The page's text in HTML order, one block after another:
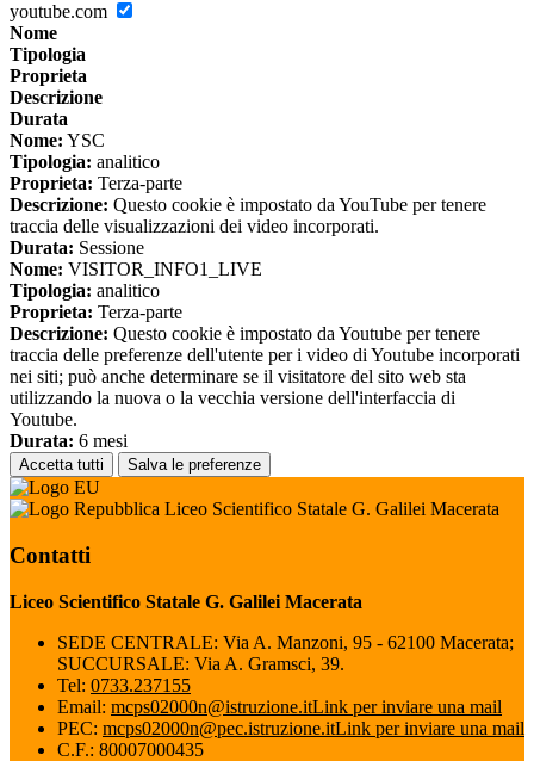
youtube.com
Nome
Tipologia
Proprieta
Descrizione
Durata
Nome: YSC
Tipologia: analitico
Proprieta: Terza-parte
Descrizione: Questo cookie è impostato da YouTube per tenere
traccia delle visualizzazioni dei video incorporati.
Durata: Sessione
Nome: VISITOR_INFO1_LIVE
Tipologia: analitico
Proprieta: Terza-parte
Descrizione: Questo cookie è impostato da Youtube per tenere
traccia delle preferenze dell'utente per i video di Youtube incorporati
nei siti; può anche determinare se il visitatore del sito web sta
utilizzando la nuova o la vecchia versione dell'interfaccia di
Youtube.
Durata: 6 mesi
Accetta tutti Salva le preferenze
Liceo Scientifico Statale G. Galilei Macerata
Contatti
Liceo Scientifico Statale G. Galilei Macerata
SEDE CENTRALE: Via A. Manzoni, 95 - 62100 Macerata;
SUCCURSALE: Via A. Gramsci, 39.
Tel: 0733.237155
Email: mcps02000n@istruzione.itLink per inviare una mail
PEC: mcps02000n@pec.istruzione.itLink per inviare una mail
C.F.: 80007000435